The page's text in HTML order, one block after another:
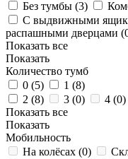
Без тумбы (3)
С выдвижными
распашными дверцами (
Показать все
Показать
Количество тумб
0 (5) 1 (8)
2 (8) 3 (0) 4 (0)
Показать все
Показать
Мобильность
На колёсах (0)